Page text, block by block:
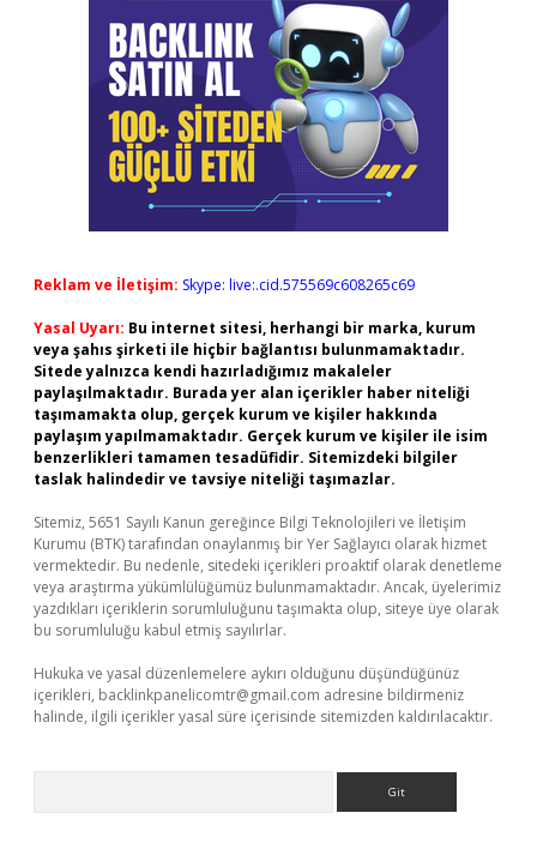
Reklam ve İletişim: Skype: live:.cid.575569c608265c69
Yasal Uyarı: Bu internet sitesi, herhangi bir marka, kurum
veya şahıs şirketi ile hiçbir bağlantısı bulunmamaktadır.
Sitede yalnızca kendi hazırladığımız makaleler
paylaşılmaktadır. Burada yer alan içerikler haber niteliği
taşımamakta olup, gerçek kurum ve kişiler hakkında
paylaşım yapılmamaktadır. Gerçek kurum ve kişiler ile isim
benzerlikleri tamamen tesadüfidir. Sitemizdeki bilgiler
taslak halindedir ve tavsiye niteliği taşımazlar.
Sitemiz, 5651 Sayılı Kanun gereğince Bilgi Teknolojileri ve İletişim
Kurumu (BTK) tarafından onaylanmış bir Yer Sağlayıcı olarak hizmet
vermektedir. Bu nedenle, sitedeki içerikleri proaktif olarak denetleme
veya araştırma yükümlülüğümüz bulunmamaktadır. Ancak, üyelerimiz
yazdıkları içeriklerin sorumluluğunu taşımakta olup, siteye üye olarak
bu sorumluluğu kabul etmiş sayılırlar.
Hukuka ve yasal düzenlemelere aykırı olduğunu düşündüğünüz
içerikleri, backlinkpanelicomtr@gmail.com adresine bildirmeniz
halinde, ilgili içerikler yasal süre içerisinde sitemizden kaldırılacaktır.